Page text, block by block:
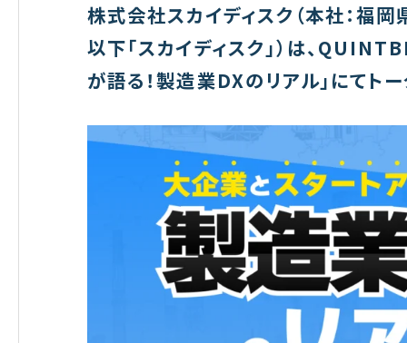
株式会社スカイディスク（本社：福
以下「スカイディスク」）は、
が語る！製造業DXのリアル」にてト